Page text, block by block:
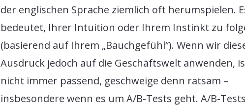
der englischen Sprache ziemlich oft herumspielen.
bedeutet, Ihrer Intuition oder Ihrem Instinkt zu
(basierend auf Ihrem „Bauchgefühl“). Wenn wir
Ausdruck jedoch auf die Geschäftswelt anwenden,
nicht immer passend, geschweige denn ratsam –
insbesondere wenn es um A/B-Tests geht. A/B-Tests